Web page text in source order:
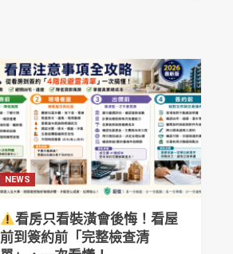
NEWS
看房只看裝潢會後悔！看屋
前到簽約前「完整檢查清